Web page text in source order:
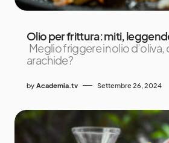
Olio per frittura: miti,
Meglio friggere in olio d’oliva,
arachide?
by Academia.tv Settembre 26, 2024